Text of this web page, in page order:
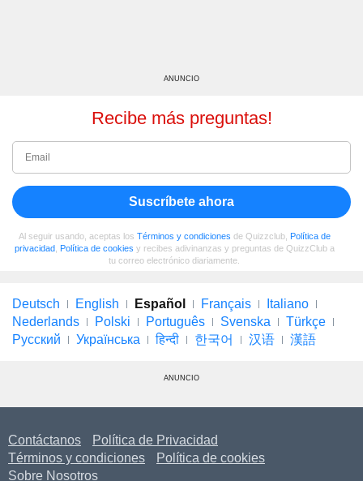
ANUNCIO
Recibe más preguntas!
Suscríbete ahora
Al seguir usando, aceptas los Términos y condiciones de Quizzclub, Política de
privacidad, Política de cookies y recibes adivinanzas y preguntas de QuizzClub a
tu correo electrónico diariamente.
Deutsch English Español Français
Italiano
Nederlands
Polski Português Svenska
Türkçe
Русский
Українська हिन्दी 한국어 汉语 漢語
ANUNCIO
Contáctanos
Política de Privacidad
Términos y condiciones
Política de cookies
Sobre Nosotros